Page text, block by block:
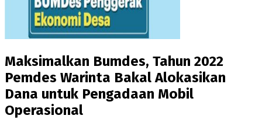
Maksimalkan Bumdes, Tahun 2022
Pemdes Warinta Bakal Alokasikan
Dana untuk Pengadaan Mobil
Operasional